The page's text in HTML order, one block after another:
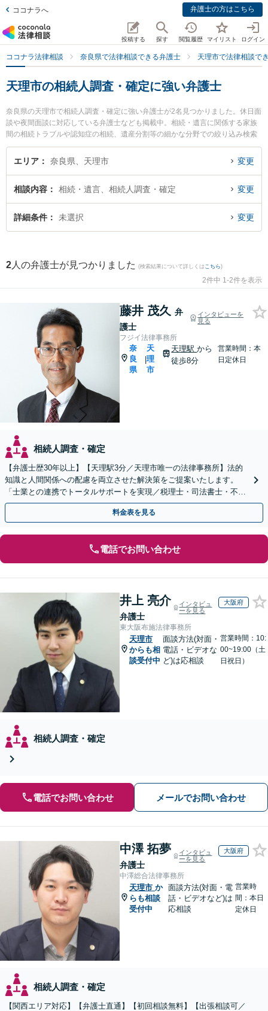
ココナラへ 弁護士の方はこちら
投稿する 探す 閲覧履歴 マイリスト ログイン
ココナラ法律相談 奈良県で法律相談できる弁護士 天理市で法律相談で
天理市の相続人調査・確定に強い弁護士
奈良県の天理市で相続人調査・確定に強い弁護士が2名見つかりました。休日面
談や夜間面談に対応している弁護士なども掲載中。相続・遺言に関係する家族
間の相続トラブルや認知症の相続、遺産分割等の細かな分野での絞り込み検索
もでき便利です。特にフジイ法律事務所の藤井 茂久弁護士やフジイ法律事務所
の加見 旬嗣弁護士のプロフィール情報や弁護士費用、強みなどが注目されてい
の弁護士を検索したい』『初回相談無料で相続人調査・確定を法律相談できる
天理市内の弁護士に相談予約したい』などでお困りの相談者さんにおすすめで
す。
エリア 奈良県、天理市 変更
相談内容 相続・遺言、相続人調査・確定 変更
詳細条件 未選択 変更
2 人の弁護士が見つかりました (検索結果について詳しくは こちら)
2件中 1-2件を表示
藤井 茂久 弁
護士
インタビューを
見る
フジイ法律事務所
奈
良
県
|
天
理
市
天理駅から
徒歩8分
営業時間：本
日定休日
相続人調査・確定
【弁護士歴30年以上】【天理駅3分／天理市唯一の法律事務所】法的
知識と人間関係への配慮を両立させた解決策をご提案いたします。
「士業との連携でトータルサポートを実現／税理士・司法書士・不動
産鑑定士など」生前対策や遺言書作成もお任せください
料金表を見る
電話でお問い合わせ
井上 亮介
弁護士
インタビュ
ーを見る
大阪府
東大阪布施法律事務所
天理市
からも相
談受付中
面談方法(対面・
電話・ビデオな
ど)は応相談
営業時間：10:
00~19:00（土
日祝日）
相続人調査・確定
電話でお問い合わせ メールでお問い合わせ
中澤 拓夢
弁護士
インタビュ
ーを見る
大阪府
中澤総合法律事務所
天理市 か
らも相談
受付中
面談方法(対面・電
話・ビデオなど)は
応相談
営業時
間：本日
定休日
相続人調査・確定
【関西エリア対応】【弁護士直通】【初回相談無料】【出張相談可／